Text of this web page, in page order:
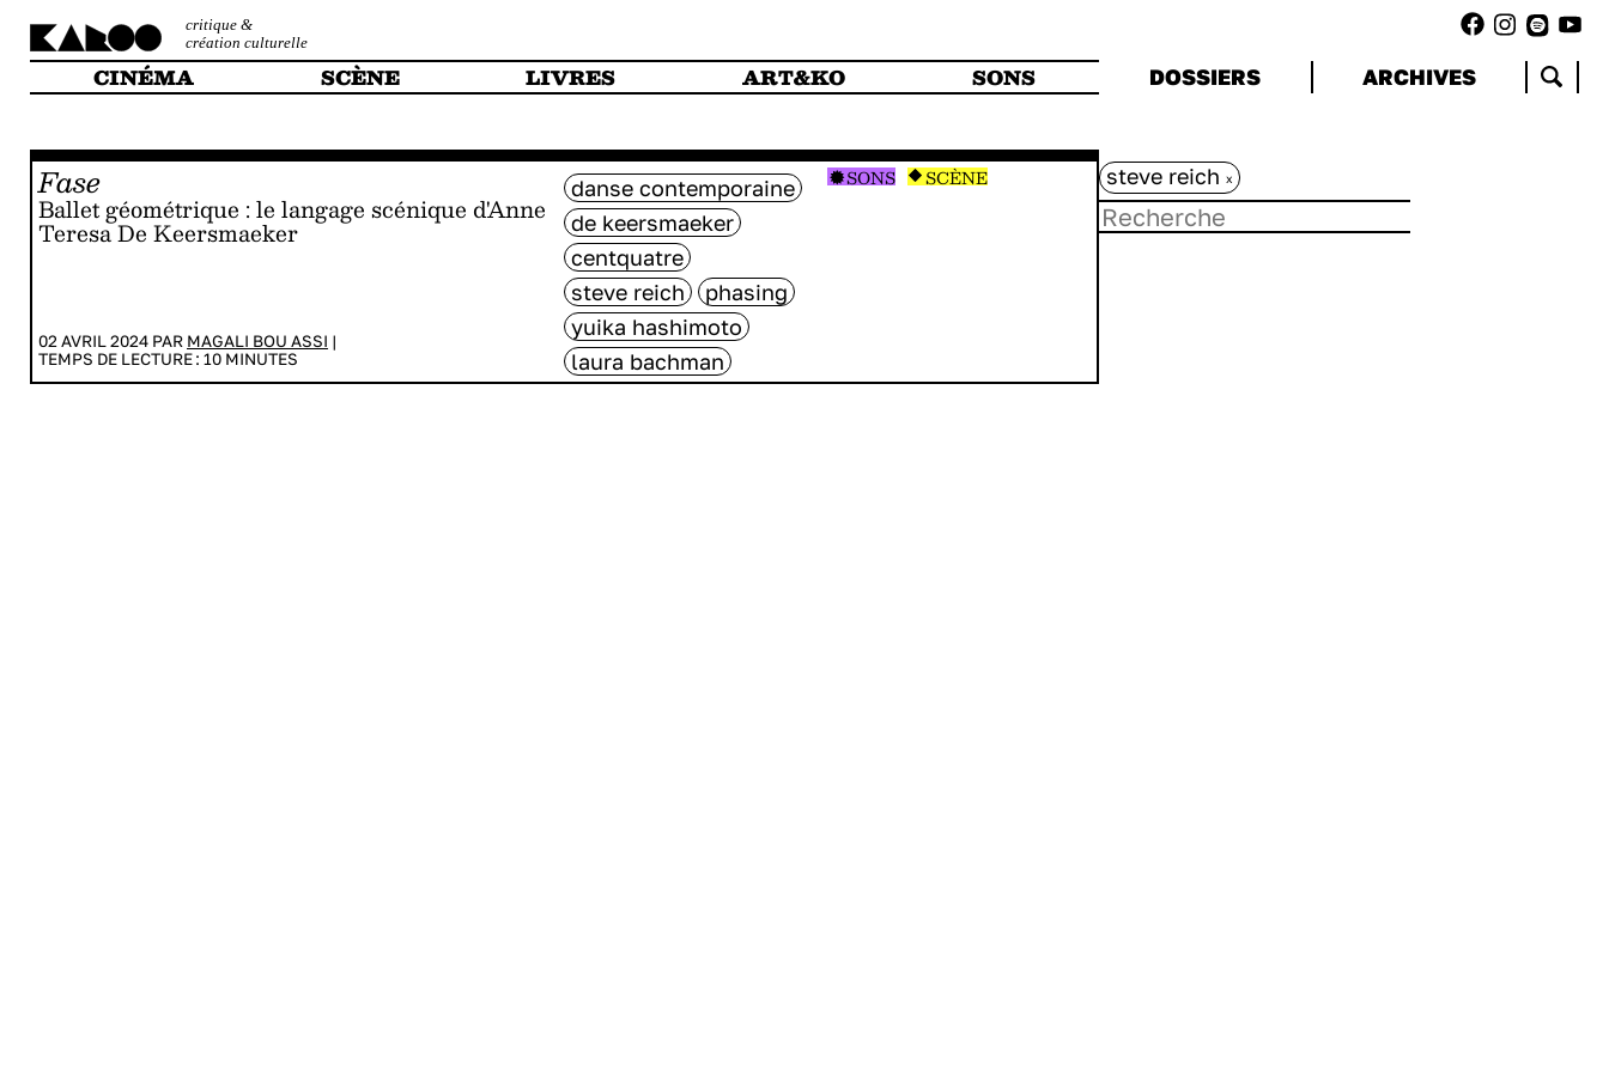
critique &
création culturelle
CINÉMA SCÈNE LIVRES ART&KO SONS DOSSIERS ARCHIVES
Fase
Ballet géométrique : le langage scénique d'Anne
Teresa De Keersmaeker
02 AVRIL 2024 PAR MAGALI BOU ASSI |
TEMPS DE LECTURE : 10 MINUTES
danse contemporaine
de keersmaeker
centquatre
steve reich
phasing
yuika hashimoto
laura bachman
SONS SCÈNE steve reich x